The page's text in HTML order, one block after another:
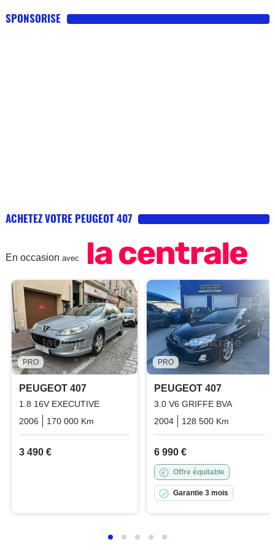
SPONSORISE
ACHETEZ VOTRE PEUGEOT 407
En occasion avec
PRO
PEUGEOT 407
1.8 16V EXECUTIVE
2006
170 000 Km Essence
3 490 €
PRO
PEUGEOT 407
3.0 V6 GRIFFE BVA
2004
128 500 Km
6 990 €
Offre équitable
Garantie 3 mois